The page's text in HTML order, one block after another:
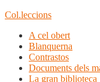
Col.leccions
A cel obert
Blanquerna
Contrastos
Documents dels
La gran biblioteca